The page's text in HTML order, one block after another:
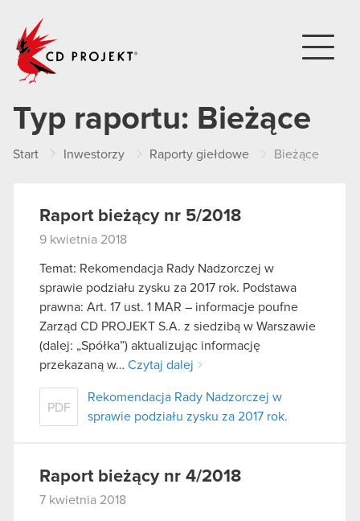
Typ raportu: Bieżące
Start Inwestorzy Raporty giełdowe Bieżące
Raport bieżący nr 5/2018
9 kwietnia 2018
Temat: Rekomendacja Rady Nadzorczej w
sprawie podziału zysku za 2017 rok. Podstawa
prawna: Art. 17 ust. 1 MAR – informacje poufne
Zarząd CD PROJEKT S.A. z siedzibą w Warszawie
(dalej: „Spółka”) aktualizując informację
przekazaną w… Czytaj dalej
PDF
Rekomendacja Rady Nadzorczej w
sprawie podziału zysku za 2017 rok.
Raport bieżący nr 4/2018
7 kwietnia 2018